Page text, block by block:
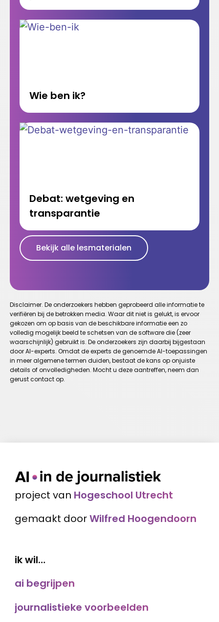
Wie ben ik?
Debat: wetgeving en
transparantie
Bekijk alle lesmaterialen
Disclaimer. De onderzoekers hebben geprobeerd alle informatie te
verifiëren bij de betrokken media. Waar dit niet is gelukt, is ervoor
gekozen om op basis van de beschikbare informatie een zo
volledig mogelijk beeld te schetsen van de software die (zeer
waarschijnlijk) gebruikt is. De onderzoekers zijn daarbij bijgestaan
door AI-experts. Omdat de experts de genoemde AI-toepassingen
in meer algemene termen duiden, bestaat de kans op onjuiste
details of onvolledigheden. Mocht u deze aantreffen, neem dan
gerust contact op.
project van Hogeschool Utrecht
gemaakt doorWilfred Hoogendoorn
ik wil…
ai begrijpen
journalistieke voorbeelden